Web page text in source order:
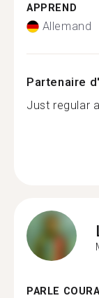
APPREND
Allemand
Partenaire
Just regular
PARLE